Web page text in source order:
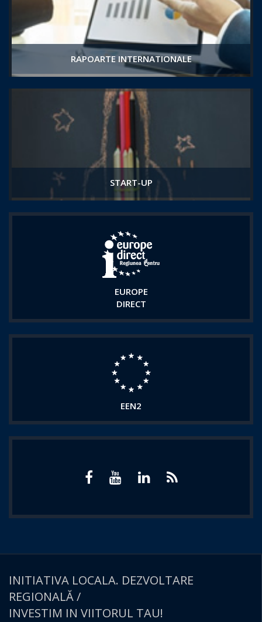
RAPOARTE INTERNATIONALE
START-UP
EUROPE
DIRECT
EEN2
INITIATIVA LOCALA. DEZVOLTARE
REGIONALĂ /
INVESTIM IN VIITORUL TAU!